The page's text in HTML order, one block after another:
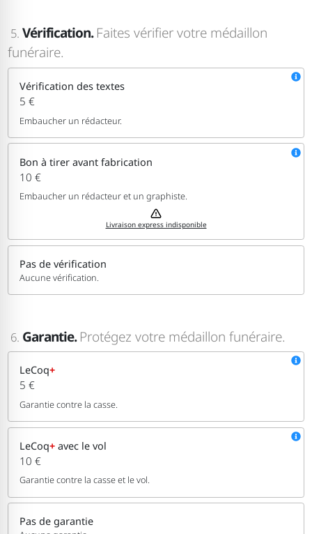
5. Vérification. Faites vérifier votre médaillon
funéraire.
Vérification des textes
5 €
Embaucher un rédacteur.
Bon à tirer avant fabrication
10 €
Embaucher un rédacteur et un graphiste.
Livraison express indisponible
Pas de vérification
Aucune vérification.
6. Garantie. Protégez votre médaillon funéraire.
LeCoq+
5 €
Garantie contre la casse.
LeCoq+avec le vol
10 €
Garantie contre la casse et le vol.
Pas de garantie